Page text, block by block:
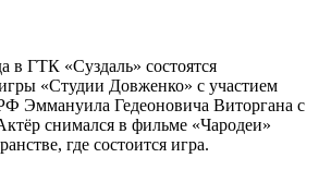
в ГТК «Суздаль» состоятся
«Студии Довженко» с участием
Эммануила Гедеоновича Виторгана с
снимался в фильме «Чародеи»
где состоится игра.